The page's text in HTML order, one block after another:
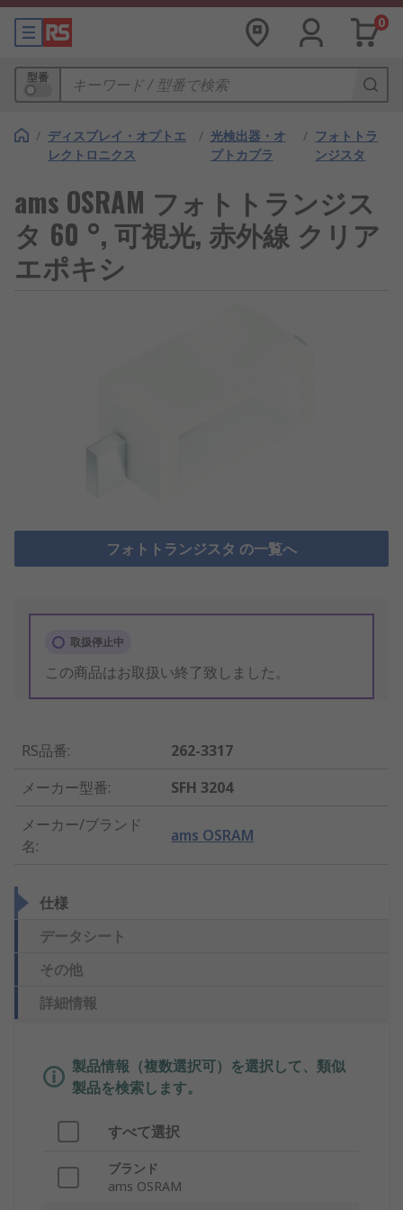
0
型番
/ ディスプレイ・オプトエ
レクトロニクス
/ 光検出器・オ
プトカプラ
/ フォトトラ
ンジスタ
ams OSRAM フォトトランジス
タ 60 °, 可視光, 赤外線 クリア
エポキシ
フォトトランジスタ の一覧へ
取扱停止中
この商品はお取扱い終了致しました。
RS品番:
262-3317
メーカー型番:
SFH 3204
メーカー/ブランド
名:
ams OSRAM
仕様
データシート
その他
詳細情報
製品情報（複数選択可）を選択して、類似
製品を検索します。
すべて選択
ブランド
ams OSRAM